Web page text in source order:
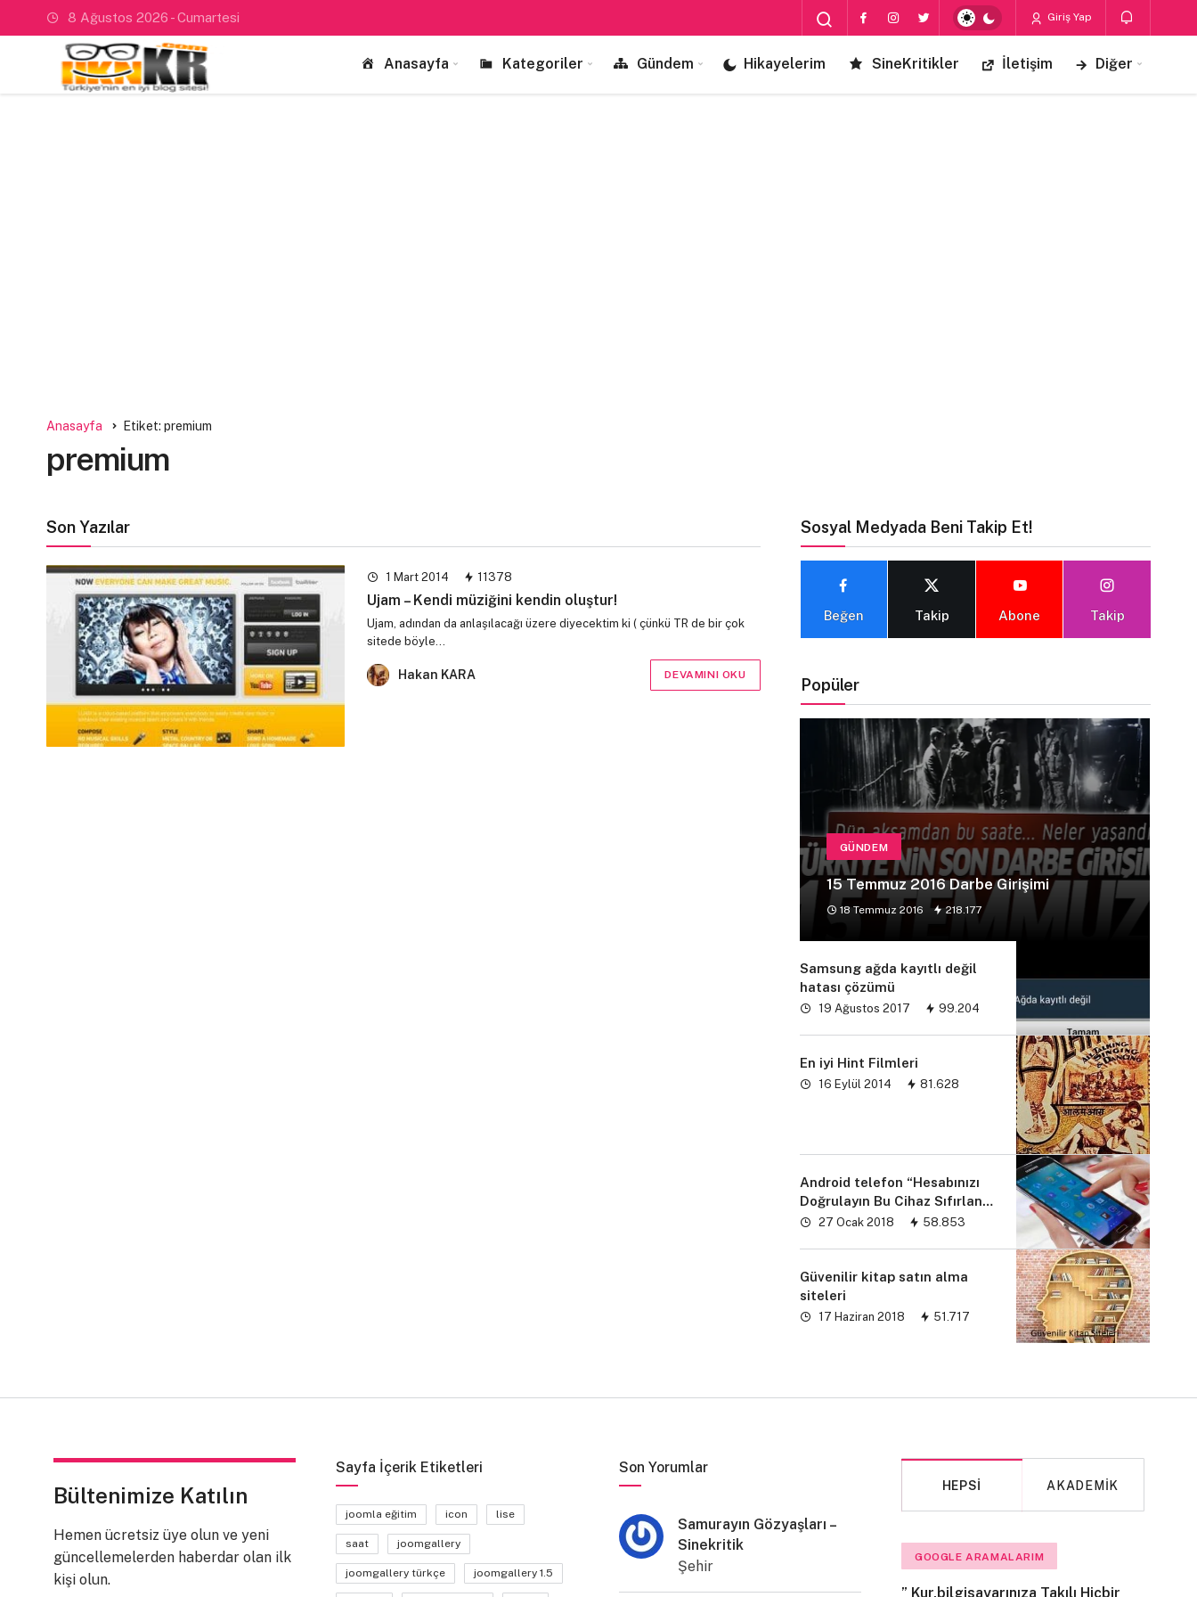
8 Ağustos 2026 - Cumartesi Giriş Yap
Anasayfa Kategoriler Gündem Hikayelerim SineKritikler İletişim Diğer
Anasayfa Etiket: premium
premium
Son Yazılar
1 Mart 2014 11378
Ujam – Kendi müziğini kendin oluştur!
Ujam, adından da anlaşılacağı üzere diyecektim ki ( çünkü TR de bir çok
sitede böyle…
Hakan KARA DEVAMINI OKU
Sosyal Medyada Beni Takip Et!
Beğen Takip Abone Takip
Popüler
GÜNDEM
15 Temmuz 2016 Darbe Girişimi
18 Temmuz 2016 218.177
Samsung ağda kayıtlı değil
hatası çözümü
19 Ağustos 2017 99.204
En iyi Hint Filmleri
16 Eylül 2014 81.628
Android telefon “Hesabınızı
Doğrulayın Bu Cihaz Sıfırlandı
sorunu” çözümü
27 Ocak 2018 58.853
Güvenilir kitap satın alma
siteleri
17 Haziran 2018 51.717
Bültenimize Katılın
Hemen ücretsiz üye olun ve yeni
güncellemelerden haberdar olan ilk
kişi olun.
Sayfa İçerik Etiketleri
joomla eğitim icon lise
saat joomgallery
joomgallery türkçe joomgallery 1.5
Son Yorumlar
Samurayın Gözyaşları –
Sinekritik
Şehir
HEPSI AKADEMIK
MAKALE
GOOGLE ARAMALARIM
” Kur,bilgisayarınıza Takılı Hiçbir